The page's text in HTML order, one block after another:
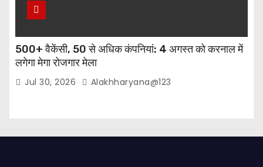
500+ वैकेंसी, 50 से अधिक कंपनियां: 4 अगस्त को करनाल में
लगेगा मेगा रोजगार मेला
Jul 30, 2026 Alakhharyana@123